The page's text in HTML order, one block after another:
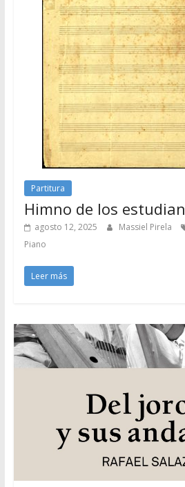
Partitura
Himno de los
agosto 12, 2025 Massiel Pirela
Piano
Leer más